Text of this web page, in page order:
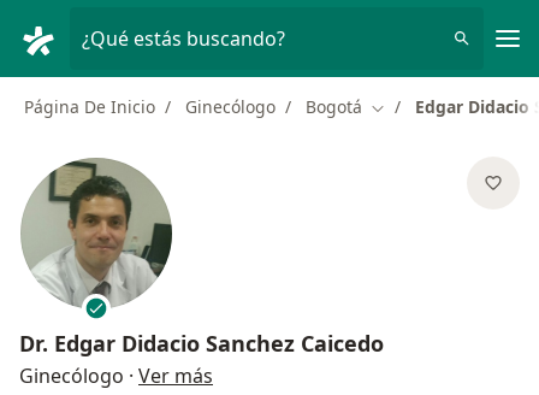
¿Qué estás buscando?
Página De Inicio Ginecólogo Bogotá Cambiar de ciudad
Edgar Didacio
Dr. Edgar Didacio Sanchez Caicedo
Ginecólogo · Ver más